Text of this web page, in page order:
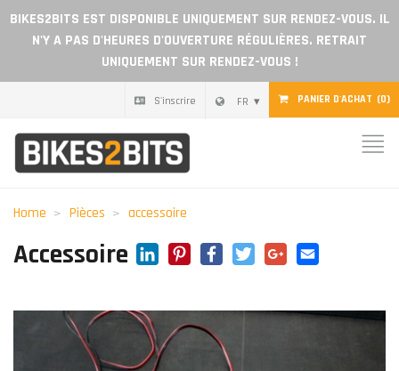
BIKES2BITS EST DISPONIBLE UNIQUEMENT SUR RENDEZ-VOUS. IL
N'Y A PAS D'HEURES D'OUVERTURE RÉGULIÈRES. RETRAIT
UNIQUEMENT SUR RENDEZ-VOUS !
PANIER D'ACHAT (0)
FR
S'inscrire
Pièces
Chèque cadeau
Devenir revendeur
Home Pièces accessoire
Accessoire LinkedIn
Pinterest
Facebook
TwitterGoogle+